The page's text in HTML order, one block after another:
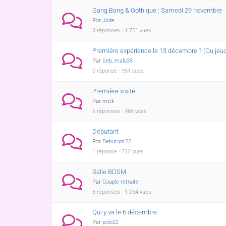
Gang Bang & Gothique : Samedi 29 novembre
Par Jade
3 réponses · 1 751 vues
Première expérience le 13 décembre ? (Ou
Par Seb_malo35
0 réponse · 951 vues
Première visite
Par mick
6 réponses · 966 vues
Débutant
Par Debutant22
1 réponse · 722 vues
Salle BDSM
Par Couple retraite
6 réponses · 1 054 vues
Qui y va le 6 décembre
Par polo22